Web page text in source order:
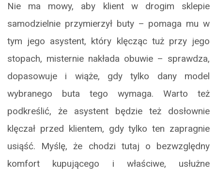
Nie ma mowy, aby klient w drogim sklepie
samodzielnie przymierzył buty – pomaga mu w
tym jego asystent, który klęcząc tuż przy jego
stopach, misternie nakłada obuwie – sprawdza,
dopasowuje i wiąże, gdy tylko dany model
wybranego buta tego wymaga. Warto też
podkreślić, że asystent będzie też dosłownie
klęczał przed klientem, gdy tylko ten zapragnie
usiąść. Myślę, że chodzi tutaj o bezwzględny
komfort kupującego i właściwe, usłużne